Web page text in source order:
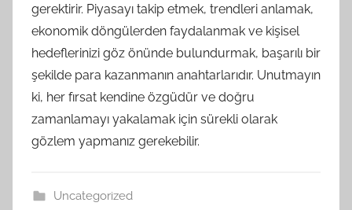
gerektirir. Piyasayı takip etmek, trendleri anlamak,
ekonomik döngülerden faydalanmak ve kişisel
hedeflerinizi göz önünde bulundurmak, başarılı bir
şekilde para kazanmanın anahtarlarıdır. Unutmayın
ki, her fırsat kendine özgüdür ve doğru
zamanlamayı yakalamak için sürekli olarak
gözlem yapmanız gerekebilir.
Uncategorized